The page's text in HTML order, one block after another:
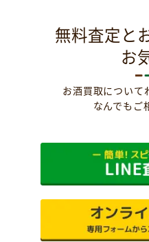
無料査定と
お
お酒買取について
なんでもご